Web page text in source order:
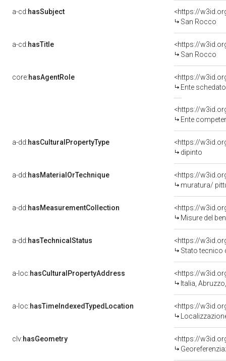
a-cd:hasSubject
<https://
San Rocco
a-cd:hasTitle
<https://
San Rocco
core:hasAgentRole
<https://
Ente schedatore
<https://
Ente competente
a-dd:hasCulturalPropertyType
<https://
dipinto
a-dd:hasMaterialOrTechnique
<https://
muratura/
a-dd:hasMeasurementCollection
<https://
Misure del
a-dd:hasTechnicalStatus
<https://
Stato tecnico
a-loc:hasCulturalPropertyAddress
<https://
Italia,
a-loc:hasTimeIndexedTypedLocation
<https://
clv:hasGeometry
<https://